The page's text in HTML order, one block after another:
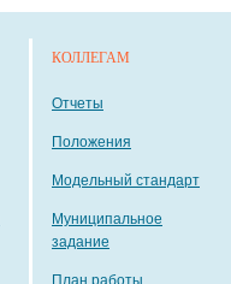
КОЛЛЕГАМ
Отчеты
Положения
Модельный стандарт
Муниципальное
задание
План работы